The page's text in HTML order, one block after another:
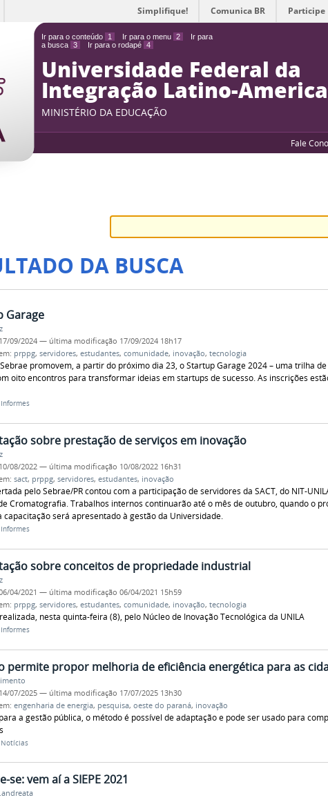
Ir para o conteúdo 1 Ir para o menu 2
Ir para
a busca 3 Ir para o rodapé 4
Simplifique! Comunica BR Participe
Universidade Federal da
Integração Latino-
MINISTÉRIO DA EDUCAÇÃO
Fale
DA BUSCA
Garage
17/09/2024 — última modificação 17/09/2024 18h17
prppg, servidores, estudantes, comunidade, inovação, tecnologia
Sebrae promovem, a partir do próximo dia 23, o Startup Garage 2024 – uma trilha de
oito encontros para transformar ideias em startups de sucesso. As inscrições
Informes
sobre prestação de serviços em inovação
10/08/2022 — última modificação 10/08/2022 16h31
sact, prppg, servidores, estudantes, inovação
pelo Sebrae/PR contou com a participação de servidores da SACT, do NIT-
Cromatografia. Trabalhos internos continuarão até o mês de outubro, quando o
capacitação será apresentado à gestão da Universidade.
Informes
sobre conceitos de propriedade industrial
04/2021 — última modificação 06/04/2021 15h59
prppg, servidores, estudantes, comunidade, inovação, tecnologia
nesta quinta-feira (8), pelo Núcleo de Inovação Tecnológica da UNILA
Informes
permite propor melhoria de eficiência energética para as
14/07/2025 — última modificação 17/07/2025 13h30
engenharia de energia, pesquisa, oeste do paraná, inovação
a gestão pública, o método é possível de adaptação e pode ser usado para
Notícias
se: vem aí a SIEPE 2021